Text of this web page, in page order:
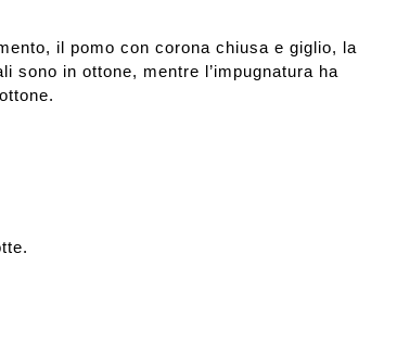
il pomo con corona chiusa e giglio, la
sono in ottone, mentre l’impugnatura ha